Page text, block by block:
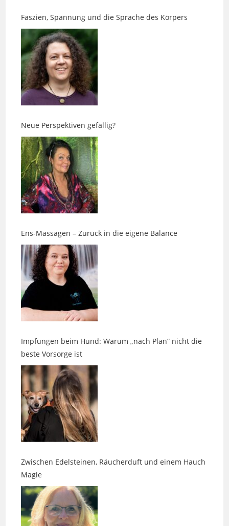
Neue Perspektiven gefällig?
Ens-Massagen – Zurück in die eigene Balance
Impfungen beim Hund: Warum „nach Plan“ nicht die
Zwischen Edelsteinen, Räucherduft und einem Hauch